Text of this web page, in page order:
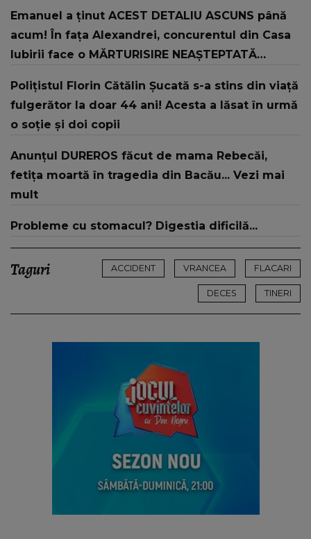
Emanuel a ținut ACEST DETALIU ASCUNS până
acum! În fața Alexandrei, concurentul din Casa
Iubirii face o MĂRTURISIRE NEAȘTEPTATĂ
te iubesc pentru că..."
Polițistul Florin Cătălin Șucată s-a stins din viață
fulgerător la doar 44 ani! Acesta a lăsat în urmă
o soție și doi copii
Anunțul DUREROS făcut de mama Rebecăi,
fetița moartă în tragedia din Bacău... Vezi mai
mult
Probleme cu stomacul? Digestia dificilă...
Taguri ACCIDENT VRANCEA FLACARI
DECES TINERI